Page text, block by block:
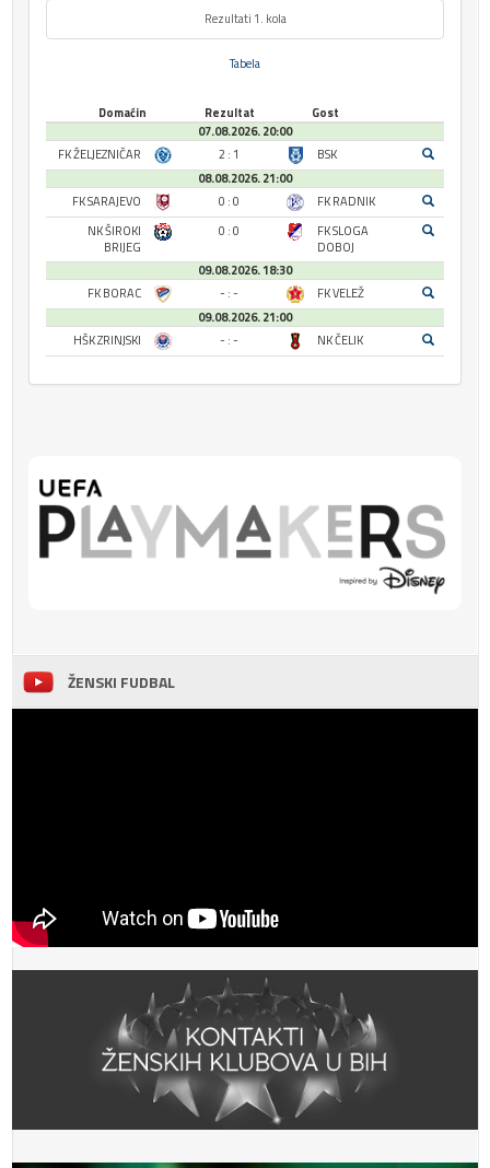
Rezultati 1. kola
Tabela
Domaćin Rezultat
Gost
07.08.2026. 20:00
FK ŽELJEZNIČAR
2 : 1
BSK
08.08.2026. 21:00
FK SARAJEVO
0 : 0
FK RADNIK
NK ŠIROKI
BRIJEG
0 : 0
FK SLOGA
DOBOJ
09.08.2026. 18:30
FK BORAC
- : -
FK VELEŽ
09.08.2026. 21:00
HŠK ZRINJSKI
- : - NK ČELIK
ŽENSKI FUDBAL